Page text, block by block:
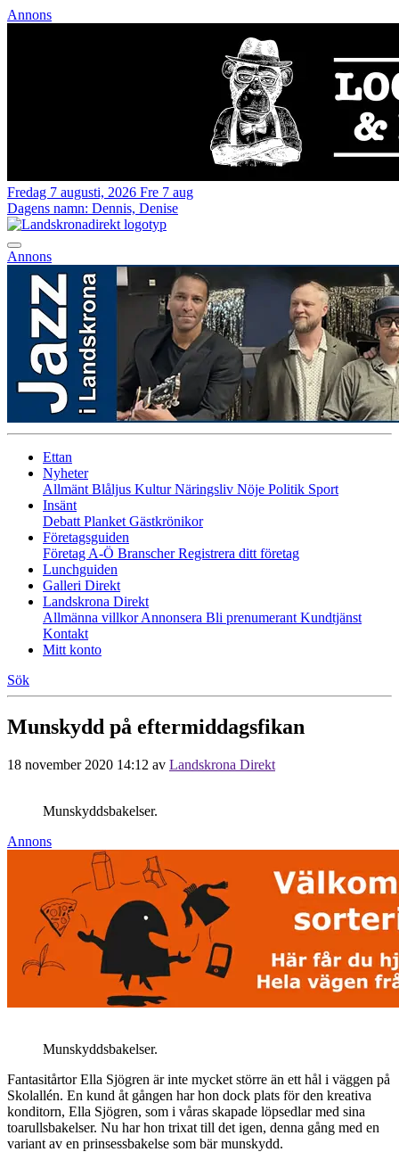
Annons
Fredag 7 augusti, 2026 Fre 7 aug
Dagens namn: Dennis, Denise
Annons
Ettan
Nyheter
Allmänt Blåljus KulturNäringsliv Nöje Politik Sport
Insänt
Debatt Planket Gästkrönikor
Företagsguiden
Företag A-Ö BranscherRegistrera ditt företag
Lunchguiden
Galleri Direkt
Landskrona Direkt
Allmänna villkorAnnonsera Bli prenumerant Kundtjänst
Kontakt
Mitt konto
Sök
Munskydd på eftermiddagsfikan
18 november 2020 14:12 av Landskrona Direkt
Munskyddsbakelser.
Annons
Munskyddsbakelser.
Fantasitårtor Ella Sjögren är inte mycket större än ett hål i väggen på
Skolallén. En kund åt gången har hon dock plats för den kreativa
konditorn, Ella Sjögren, som i våras skapade löpsedlar med sina
toarullsbakelser. Nu har hon trixat till det igen, denna gång med en
variant av en prinsessbakelse som bär munskydd.